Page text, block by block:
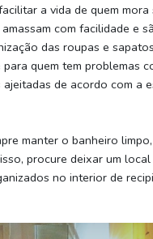
a vida de quem
com facilidade e
das roupas e
quem tem problemas
de acordo com a
manter o banheiro
procure deixar um
no interior de